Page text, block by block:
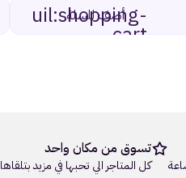
uil:shopping-
cart
أضف للسلة
تسوق من مكان واحد
كل المتاجر الي تحبها في مزيد بتلقاها